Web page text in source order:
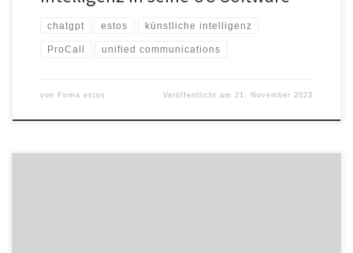
chatgpt estos künstliche intelligenz
ProCall unified communications
von Firma estos Veröffentlicht am21. November 2023